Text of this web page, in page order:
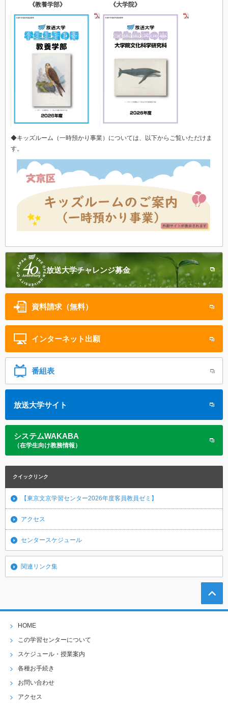
《教養学部》 《大学院》
◆キッズルーム（一時預かり事業）については、以下からご覧いただけま
す。
放送大学チャレンジ募金
資料請求（無料）
インターネット 出願
番組表
放送大学サイト
システムWAKABA
（在学生向け教務情報）
クイックリンク
【東京文京学習センター2026年度客員教員ゼミ】
アクセス
センタースケジュール
関連リンク集
HOME
この学習センターについて
スケジュール・授業案内
各種お手続き
お問い合わせ
アクセス